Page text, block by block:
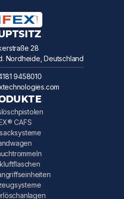
28
Nordheide, Deutschland
9458010
CAFS